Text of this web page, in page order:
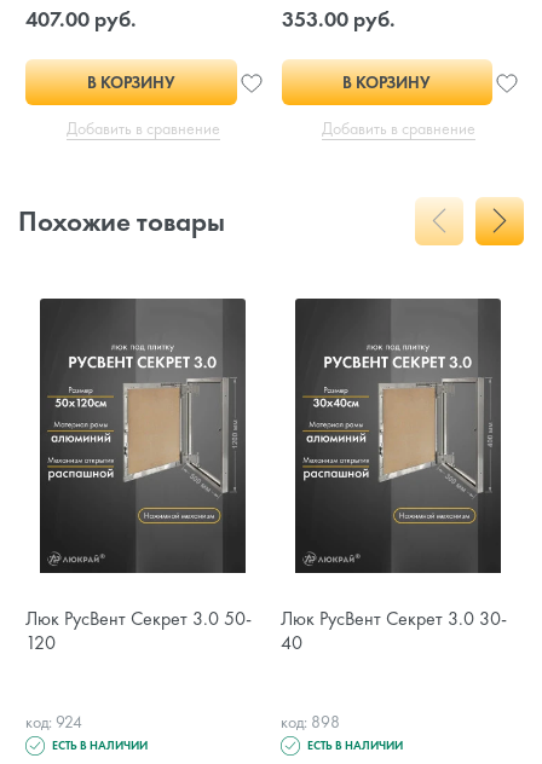
407.00 руб.
В КОРЗИНУ
Добавить в сравнение
353.00 руб.
В КОРЗИНУ
Добавить в сравнение
Похожие товары
Люк РусВент Секрет 3.0 50-
120
код: 924
ЕСТЬ В НАЛИЧИИ
Люк РусВент Секрет 3.0 30-
40
код: 898
ЕСТЬ В НАЛИЧИИ